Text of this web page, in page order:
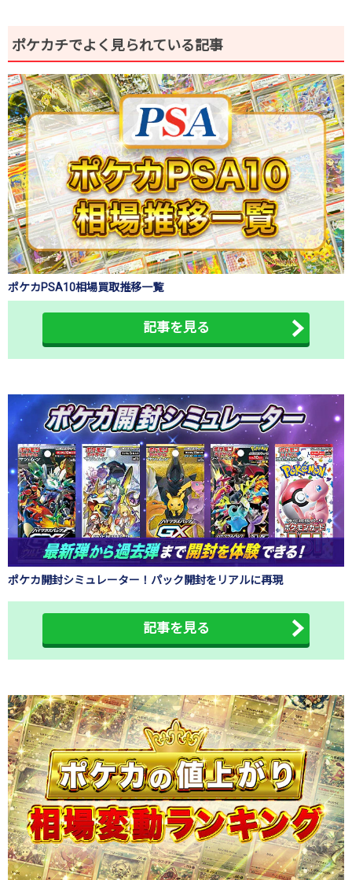
ポケカチでよく見られている記事
ポケカPSA10相場買取推移一覧
記事を見る
ポケカ開封シミュレーター！パック開封をリアルに再現
記事を見る